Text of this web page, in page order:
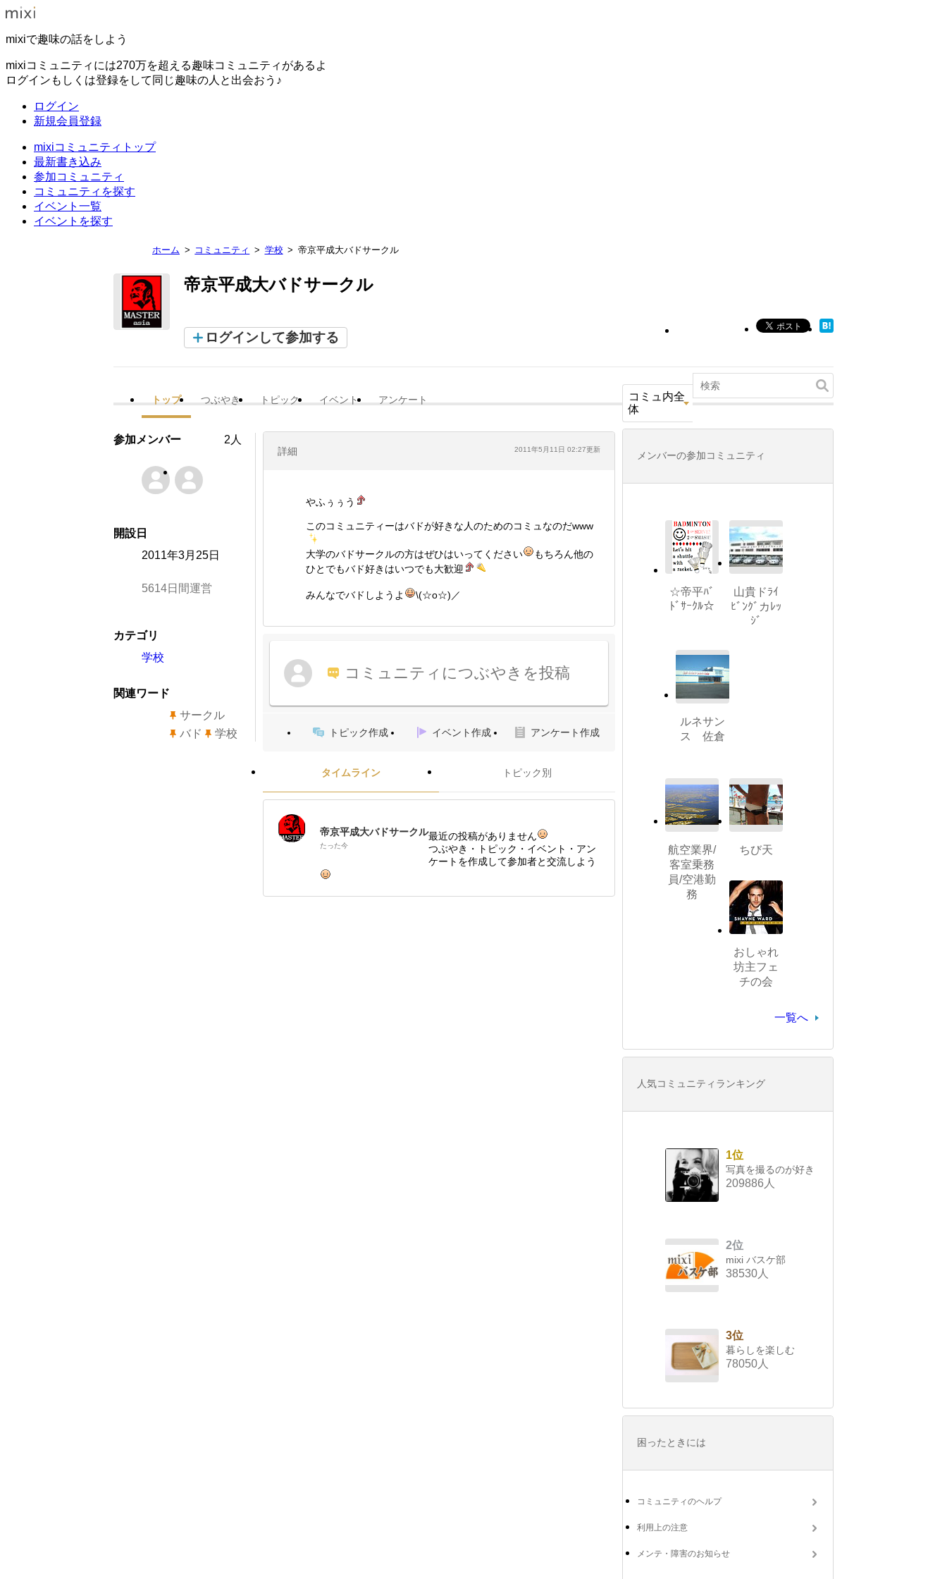
mixiで趣味の話をしよう
mixiコミュニティには270万を超える趣味コミュニティがあるよ
ログインもしくは登録をして同じ趣味の人と出会おう♪
ログイン
新規会員登録
mixiコミュニティトップ
最新書き込み
参加コミュニティ
コミュニティを探す
イベント一覧
イベントを探す
ホーム コミュニティ 学校 帝京平成大バドサークル
帝京平成大バドサークル
ログインして参加する
トップ つぶやき トピック イベント アンケート
コミュ内全
体
詳細 2011年5月11日 02:27更新
やふぅぅう
このコミュニティーはバドが好きな人のためのコミュなのだwww
大学のバドサークルの方はぜひはいってください
もちろん他の
ひとでもバド好きはいつでも大歓迎
みんなでバドしようよ \(☆o☆)／
コミュニティにつぶやきを投稿
トピック作成 イベント作成 アンケート作成
タイムライン トピック別
帝京平成大バドサークル
たった今
最近の投稿がありません
つぶやき・トピック・イベント・アン
ケートを作成して参加者と交流しよう
参加メンバー 2人
開設日
2011年3月25日
5614日間運営
カテゴリ
学校
関連ワード
サークル
バド
学校
メンバーの参加コミュニティ
☆帝平ﾊﾞ
ﾄﾞｻｰｸﾙ☆
山貴ドﾗｲ
ﾋﾞﾝｸﾞカﾚｯ
ｼﾞ
ルネサン
ス 佐倉
航空業界/
客室乗務
員/空港勤
務
ちび天
おしゃれ
坊主フェ
チの会
一覧へ
人気コミュニティランキング
1位
写真を撮るのが好き
209886人
2位
mixi バスケ部
38530人
3位
暮らしを楽しむ
78050人
困ったときには
コミュニティのヘルプ
利用上の注意
メンテ・障害のお知らせ